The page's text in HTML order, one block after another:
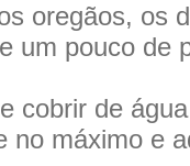
oregãos, os
um pouco de
cobrir de
no máximo e